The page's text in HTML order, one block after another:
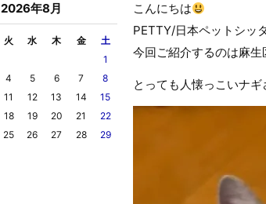
こんにちは
PETTY/日本ペットシッ
今回ご紹介するのは麻
とっても人懐っこいナギ
2026年8月
火 水 木 金 土
1
4 5 6 7
8
11 12 13 14
15
18 19 20 21
22
25 26 27 28
29